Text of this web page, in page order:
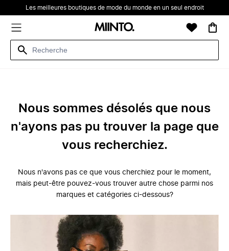
Les meilleures boutiques de mode du monde en un seul endroit
Nous sommes désolés que nous
n'ayons pas pu trouver la page que
vous recherchiez.
Nous n'avons pas ce que vous cherchiez pour le moment,
mais peut-être pouvez-vous trouver autre chose parmi nos
marques et catégories ci-dessous?